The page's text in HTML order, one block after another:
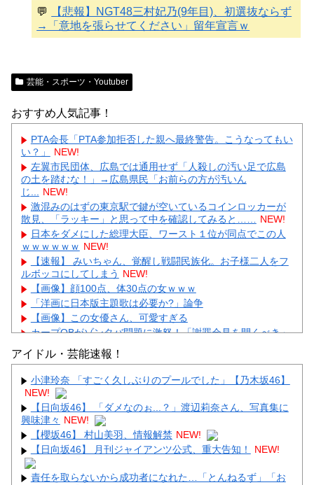
💬
【悲報】NGT48三村妃乃(9年目)、初選抜ならず
→「意地を張らせてください」留年宣言ｗ
芸能・スポーツ・Youtuber
おすすめ人気記事！
PTA会長「PTA参加拒否した親へ最終警告。こうなってもい
い？」
NEW!
左翼市民団体、広島では通用せず「人殺しの汚い足で広島
の土を踏むな！」→広島県民「お前らの方が汚いん
じ...
NEW!
激混みのはずの東京駅で鍵が空いているコインロッカーが
散見、「ラッキー」と思って中を確認してみると……
NEW!
日本をダメにした総理大臣、ワースト１位が同点でこの人
ｗｗｗｗｗｗ NEW!
【速報】 みいちゃん、覚醒し戦闘民族化。お子様二人をフ
ルボッコにしてしまう NEW!
【画像】顔100点、体30点の女ｗｗｗ
「洋画に日本版主題歌は必要か?」論争
【画像】この女優さん、可愛すぎる
カープOBがゾンタバ問題に激怒！「謝罪会見を開くべき」
【画像】顔100点、体30点の女ｗｗｗ
Powered by livedoor 相互RSS
アイドル・芸能速報！
小津玲奈 「すごく久しぶりのプールでした」【乃木坂46】
NEW!
【日向坂46】 「ダメなのぉ...？」渡辺莉奈さん、写真集に
興味津々 NEW!
【櫻坂46】 村山美羽、情報解禁 NEW!
【日向坂46】 月刊ジャイアンツ公式、重大告知！
NEW!
責任を取らないから成功者になれた…「とんねるず」「お